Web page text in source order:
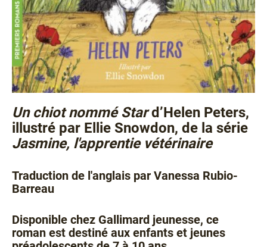
Un chiot nommé Stard’Helen Peters,
illustré par Ellie Snowdon, de la série
Jasmine, l'apprentie vétérinaire
Traduction de l'anglais par Vanessa Rubio-
Barreau
Disponible chez Gallimard jeunesse, ce
roman est destiné aux enfants et jeunes